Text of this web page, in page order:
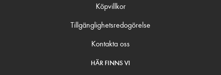
Köpvillkor
Tillgänglighetsredogörelse
Kontakta oss
HÄR FINNS VI